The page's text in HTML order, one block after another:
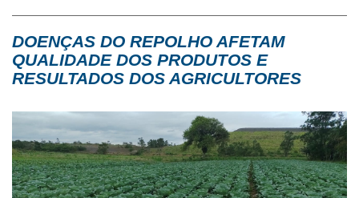
DOENÇAS DO REPOLHO AFETAM
QUALIDADE DOS PRODUTOS E
RESULTADOS DOS AGRICULTORES